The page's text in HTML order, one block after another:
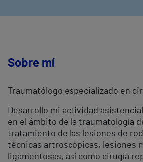
Sobre mí
Traumatólogo especializado en
Desarrollo mi actividad
en el ámbito de la traumatología
tratamiento de las lesiones de
técnicas artroscópicas, lesiones
ligamentosas, así como cirugía